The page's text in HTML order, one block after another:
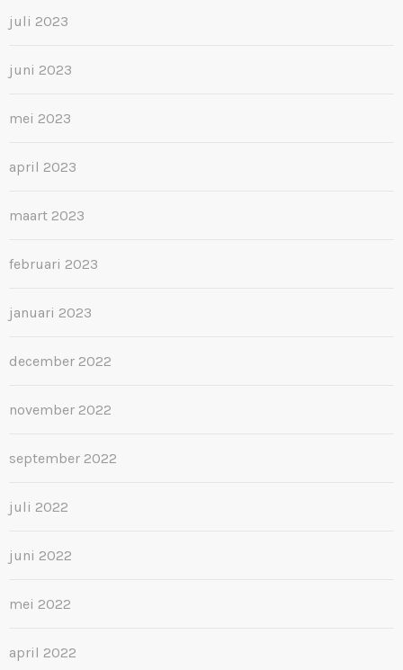
juli 2023
juni 2023
mei 2023
april 2023
maart 2023
februari 2023
januari 2023
december 2022
november 2022
september 2022
juli 2022
juni 2022
mei 2022
april 2022